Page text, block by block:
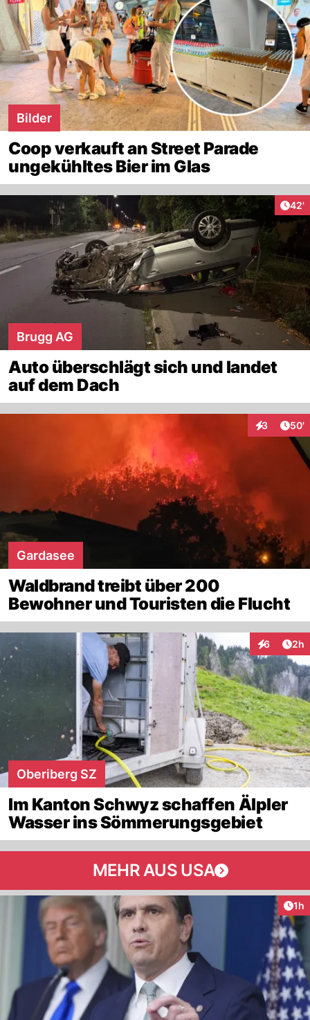
Bilder
Coop verkauft an Street Parade
ungekühltes Bier im Glas
42'
Brugg AG
Auto überschlägt sich und landet
auf dem Dach
3 50'
Gardasee
Waldbrand treibt über 200
Bewohner und Touristen die Flucht
6 2h
Oberiberg SZ
Im Kanton Schwyz schaffen Älpler
Wasser ins Sömmerungsgebiet
MEHR AUS USA
1h